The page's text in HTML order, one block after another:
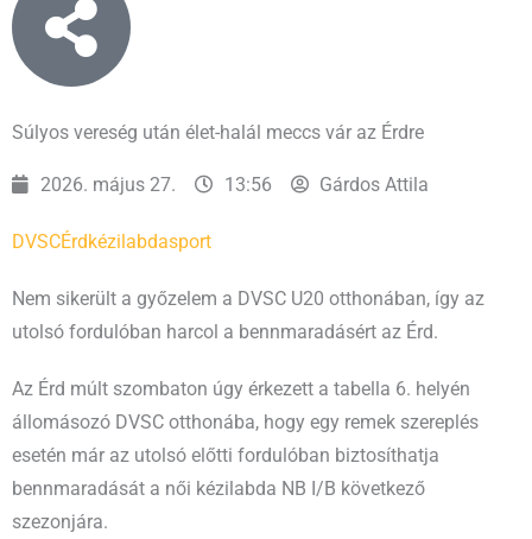
Súlyos vereség után élet-halál meccs vár az Érdre
2026. május 27. 13:56 Gárdos Attila
DVSCÉrd kézilabdasport
Nem sikerült a győzelem a DVSC U20 otthonában, így az
utolsó fordulóban harcol a bennmaradásért az Érd.
Az Érd múlt szombaton úgy érkezett a tabella 6. helyén
állomásozó DVSC otthonába, hogy egy remek szereplés
esetén már az utolsó előtti fordulóban biztosíthatja
bennmaradását a női kézilabda NB I/B következő
szezonjára.